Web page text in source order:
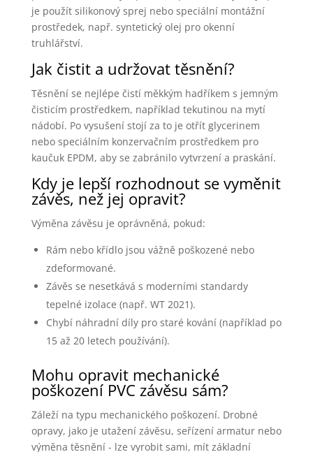
je použít silikonový sprej nebo speciální montážní
prostředek, např. syntetický olej pro okenní
truhlářství.
Jak čistit a udržovat těsnění?
Těsnění se nejlépe čistí měkkým hadříkem s jemným
čisticím prostředkem, například tekutinou na mytí
nádobí. Po vysušení stojí za to je otřít glycerinem
nebo speciálním konzervačním prostředkem pro
kaučuk EPDM, aby se zabránilo vytvrzení a praskání.
Kdy je lepší rozhodnout se vyměnit
závěs, než jej opravit?
Výměna závěsu je oprávněná, pokud:
Rám nebo křídlo jsou vážně poškozené nebo
zdeformované.
Závěs se nesetkává s moderními standardy
tepelné izolace (např. WT 2021).
Chybí náhradní díly pro staré kování (například po
15 až 20 letech používání).
Mohu opravit mechanické
poškození PVC závěsu sám?
Záleží na typu mechanického poškození. Drobné
opravy, jako je utažení závěsu, seřízení armatur nebo
výměna těsnění - lze vyrobit sami, mít základní